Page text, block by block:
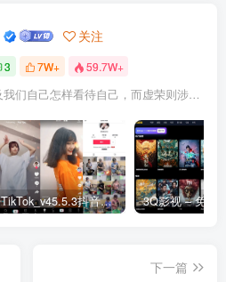
关注
3 7W+ 59.7W+
骄傲多半涉及我们自己怎样看待自己，而虚荣则涉及我们想别人怎样看我们
TikTok_v45.5.3抖音国际版_免拔卡解锁全球版
下一篇